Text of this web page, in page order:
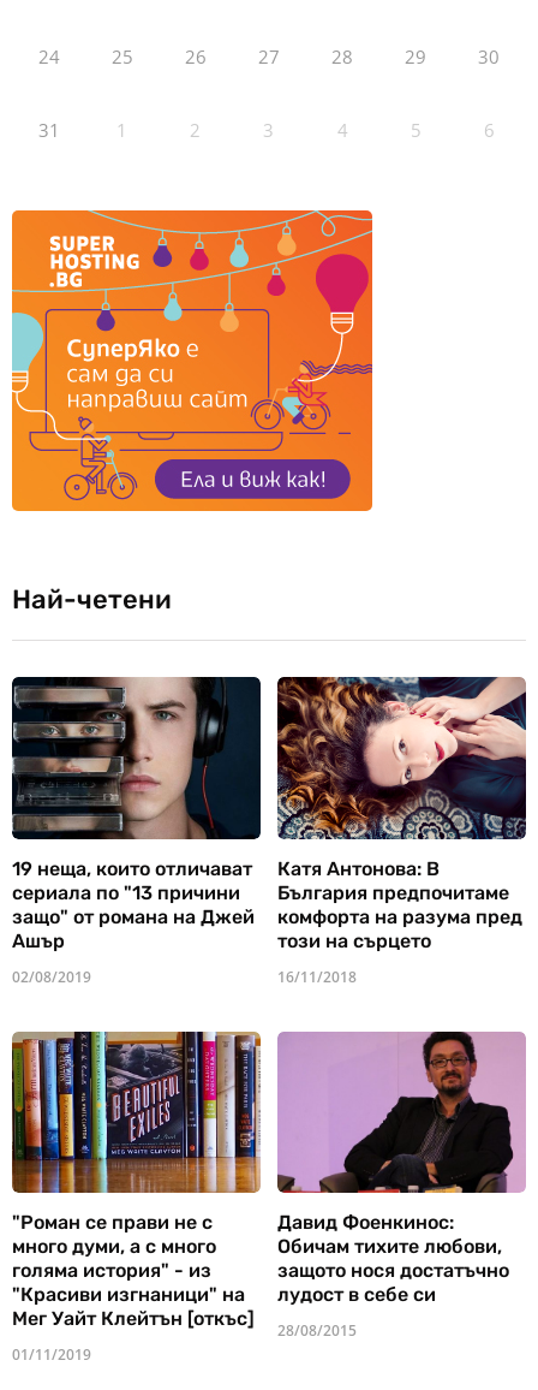
24 25 26 27 28 29 30
31 1 2 3 4 5 6
Най-четени
19 неща, които отличават
сериала по "13 причини
защо" от романа на Джей
Ашър
02/08/2019
Катя Антонова: В
България предпочитаме
комфорта на разума пред
този на сърцето
16/11/2018
"Роман се прави не с
много думи, а с много
голяма история" - из
"Красиви изгнаници" на
Мег Уайт Клейтън [откъс]
01/11/2019
Давид Фоенкинос:
Обичам тихите любови,
защото нося достатъчно
лудост в себе си
28/08/2015